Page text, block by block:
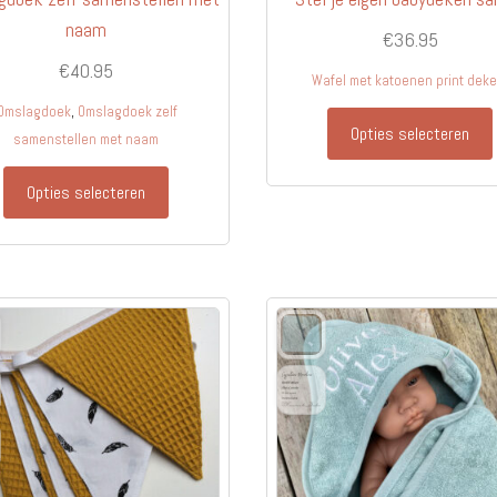
naam
€40.95
, Omslagdoek zelf
samenstellen met naam
Opties selecteren
Dit
Deze
optie
kan
gekozen
worden
op
de
€36.95
Wafel met katoenen print
Opties selecteren